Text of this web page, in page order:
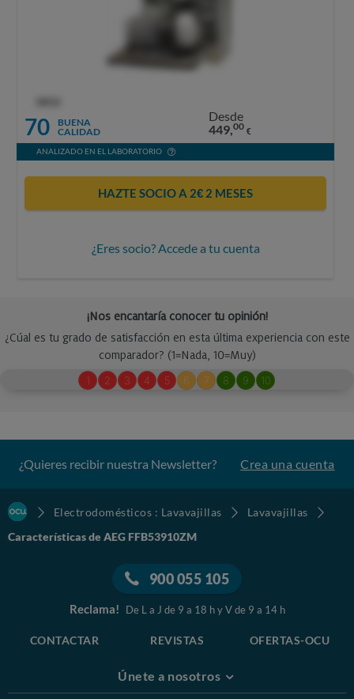
70
BUENA
CALIDAD
Desde
449,00 €
ANALIZADO EN EL LABORATORIO
HAZTE SOCIO A 2€ 2 MESES
¿Eres socio? Accede a tu cuenta
¿Quieres recibir nuestra Newsletter? Crea una cuenta
Electrodomésticos : Lavavajillas
Lavavajillas
Características de AEG FFB53910ZM
900 055 105
Reclama! De L a J de 9 a 18 h y V de 9 a 14 h
CONTACTAR REVISTAS OFERTAS-OCU
Únete a nosotros